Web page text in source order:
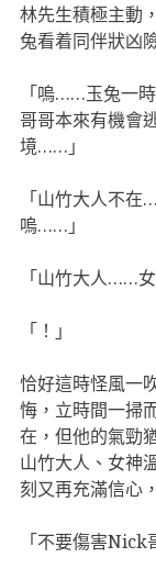
林先生積極主動
兔看着同伴狀凶
「嗚……玉兔一
哥哥本來有機會
境……」
「山竹大人不
嗚……」
「山竹大人……
「！」
恰好這時怪風一
悔，立時間一掃
在，但他的氣勁
山竹大人、女神
刻又再充滿信心
「不要傷害Nick